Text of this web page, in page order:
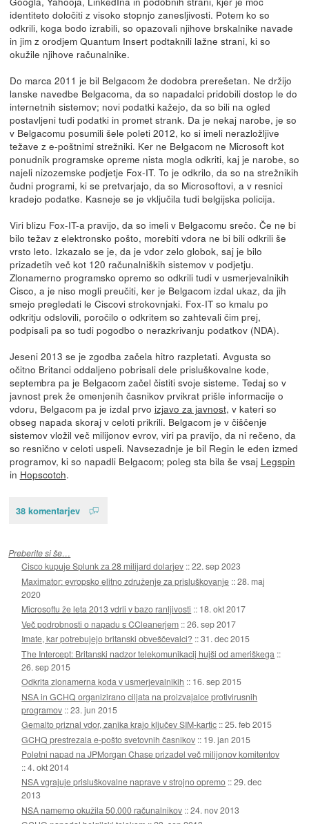
identiteto določiti z visoko stopnjo zanesljivosti. Potem ko so
odkrili, koga bodo izrabili, so opazovali njihove brskalnike navade
in jim z orodjem Quantum Insert podtaknili lažne strani, ki so
okužile njihove računalnike.
Do marca 2011 je bil Belgacom že dodobra prerešetan. Ne držijo
lanske navedbe Belgacoma, da so napadalci pridobili dostop le do
internetnih sistemov; novi podatki kažejo, da so bili na ogled
postavljeni tudi podatki in promet strank. Da je nekaj narobe, je so
v Belgacomu posumili šele poleti 2012, ko si imeli nerazložljive
težave z e-poštnimi strežniki. Ker ne Belgacom ne Microsoft kot
ponudnik programske opreme nista mogla odkriti, kaj je narobe, so
najeli nizozemske podjetje Fox-IT. To je odkrilo, da so na strežnikih
čudni programi, ki se pretvarjajo, da so Microsoftovi, a v resnici
kradejo podatke. Kasneje se je vključila tudi belgijska policija.
Viri blizu Fox-IT-a pravijo, da so imeli v Belgacomu srečo. Če ne bi
bilo težav z elektronsko pošto, morebiti vdora ne bi bili odkrili še
vrsto leto. Izkazalo se je, da je vdor zelo globok, saj je bilo
prizadetih več kot 120 računalniških sistemov v podjetju.
Zlonamerno programsko opremo so odkrili tudi v usmerjevalnikih
Cisco, a je niso mogli preučiti, ker je Belgacom izdal ukaz, da jih
smejo pregledati le Ciscovi strokovnjaki. Fox-IT so kmalu po
odkritju odslovili, poročilo o odkritem so zahtevali čim prej,
podpisali pa so tudi pogodbo o nerazkrivanju podatkov (NDA).
Jeseni 2013 se je zgodba začela hitro razpletati. Avgusta so
očitno Britanci oddaljeno pobrisali dele prisluškovalne kode,
septembra pa je Belgacom začel čistiti svoje sisteme. Tedaj so v
javnost prek že omenjenih časnikov prvikrat prišle informacije o
vdoru, Belgacom pa je izdal prvo izjavo za javnost, v kateri so
obseg napada skoraj v celoti prikrili. Belgacom je v čiščenje
sistemov vložil več milijonov evrov, viri pa pravijo, da ni rečeno, da
so resnično v celoti uspeli. Navsezadnje je bil Regin le eden izmed
programov, ki so napadli Belgacom; poleg sta bila še vsaj Legspin
in Hopscotch.
38 komentarjev
Preberite si še…
Cisco kupuje Splunk za 28 milijard dolarjev ::22. sep 2023
Maximator: evropsko elitno združenje za prisluškovanje ::28. maj
2020
Microsoftu že leta 2013 vdrli v bazo ranljivosti :: 18. okt 2017
Več podrobnosti o napadu s CCleanerjem ::26. sep 2017
Imate, kar potrebujejo britanski obveščevalci? ::31. dec 2015
The Intercept: Britanski nadzor telekomunikacij hujši od ameriškega ::
26. sep 2015
Odkrita zlonamerna koda v usmerjevalnikih :: 16. sep 2015
NSA in GCHQ organizirano ciljata na proizvajalce protivirusnih
programov ::23. jun 2015
Gemalto priznal vdor, zanika krajo ključev SIM-kartic ::25. feb 2015
GCHQ prestrezala e-pošto svetovnih časnikov :: 19. jan 2015
Poletni napad na JPMorgan Chase prizadel več milijonov komitentov
::4. okt 2014
NSA vgrajuje prisluškovalne naprave v strojno opremo ::29. dec
2013
NSA namerno okužila 50.000 računalnikov ::24. nov 2013